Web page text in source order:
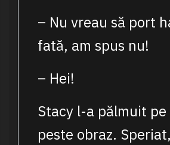
– Nu vreau să port
fată, am spus nu!
– Hei!
Stacy l-a pălmuit pe
peste obraz.